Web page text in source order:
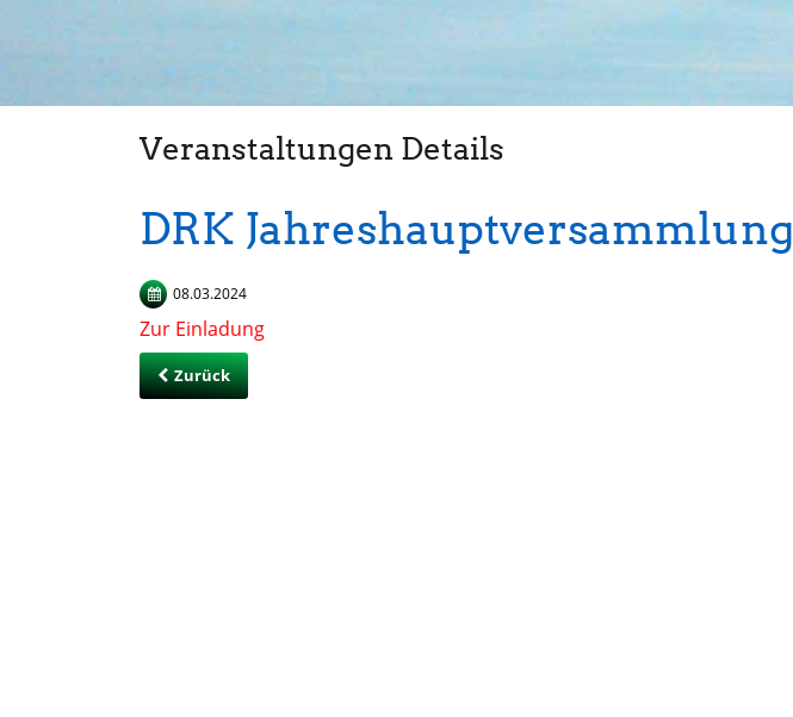
Veranstaltungen Details
DRK Jahreshauptversammlung
08.03.2024
Zur Einladung
Zurück